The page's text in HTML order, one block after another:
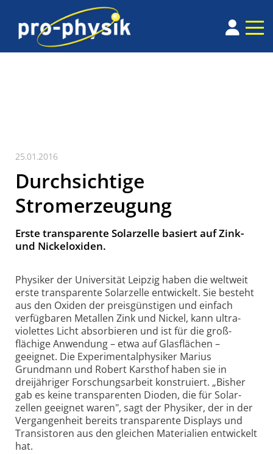
25.01.2016
Durchsichtige
Stromerzeugung
Erste transparente Solarzelle basiert auf Zink-
und Nickeloxiden.
Physiker der Universität Leipzig haben die weltweit
erste transparente Solarzelle entwickelt. Sie besteht
aus den Oxiden der preis­günstigen und einfach
verfügbaren Metallen Zink und Nickel, kann ultra­
violettes Licht absorbieren und ist für die groß­
flächige Anwendung – etwa auf Glasflächen –
geeignet. Die Experimental­physiker Marius
Grundmann und Robert Karsthof haben sie in
dreijähriger Forschungsarbeit konstruiert. „Bisher
gab es keine transparenten Dioden, die für Solar­
zellen geeignet waren", sagt der Physiker, der in der
Vergangen­heit bereits transparente Displays und
Transistoren aus den gleichen Materialien entwickelt
hat.